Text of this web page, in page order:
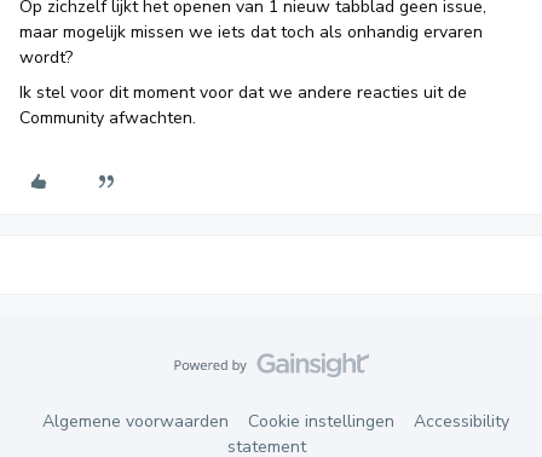
Op zichzelf lijkt het openen van 1 nieuw tabblad geen issue,
maar mogelijk missen we iets dat toch als onhandig ervaren
wordt?
Ik stel voor dit moment voor dat we andere reacties uit de
Community afwachten.
Algemene voorwaarden Cookie instellingen
Accessibility
statement